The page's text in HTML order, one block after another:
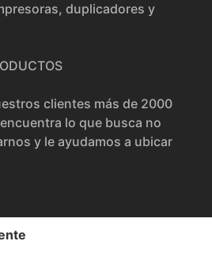
duplicadores y
clientes más de 2000
lo que busca no
y le ayudamos a ubicar